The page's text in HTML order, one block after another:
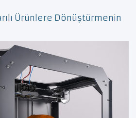
Ürünlere Dönüştürmenin